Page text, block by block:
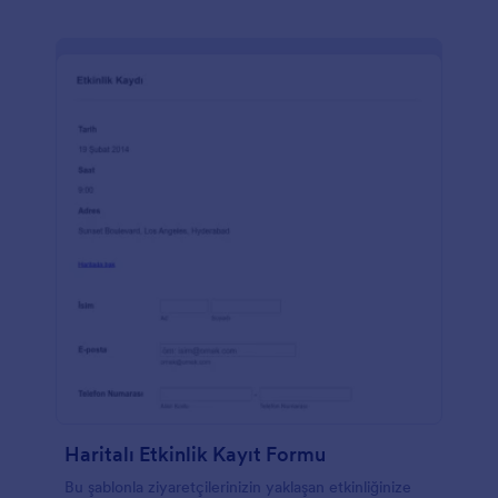
rezervasyonları depolama platformunuz, ödeme
Etkinliğiniz için ödemeleri işleme koyma zamanı
seçeneğiniz olacak. Hızlı ve güvenli ödemeler için
Haritalı Etkinlik Kayıt Formu
Bu şablonla ziyaretçilerinizin yaklaşan etkinliğinize